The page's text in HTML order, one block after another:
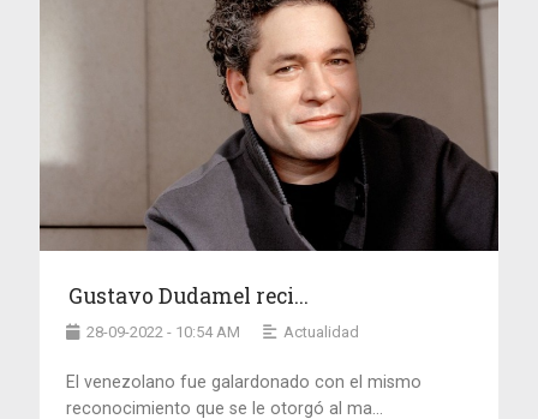
Gustavo Dudamel reci...
28-09-2022 - 10:54 AM Actualidad
El venezolano fue galardonado con el mismo
reconocimiento que se le otorgó al ma...